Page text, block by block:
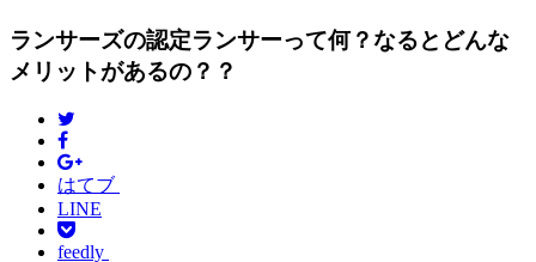
ランサーズの認定ランサーって何？なるとどんな
メリットがあるの？？
はてブ
LINE
feedly